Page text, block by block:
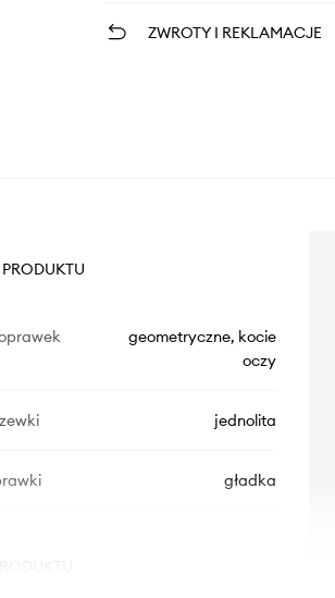
ZWROTY I REKLAMACJE
geometryczne, kocie
oczy
jednolita
gładka